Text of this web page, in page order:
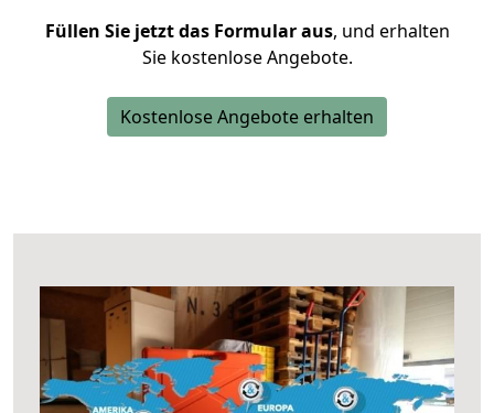
Füllen Sie jetzt das Formular aus, und erhalten
Sie kostenlose Angebote.
Kostenlose Angebote erhalten